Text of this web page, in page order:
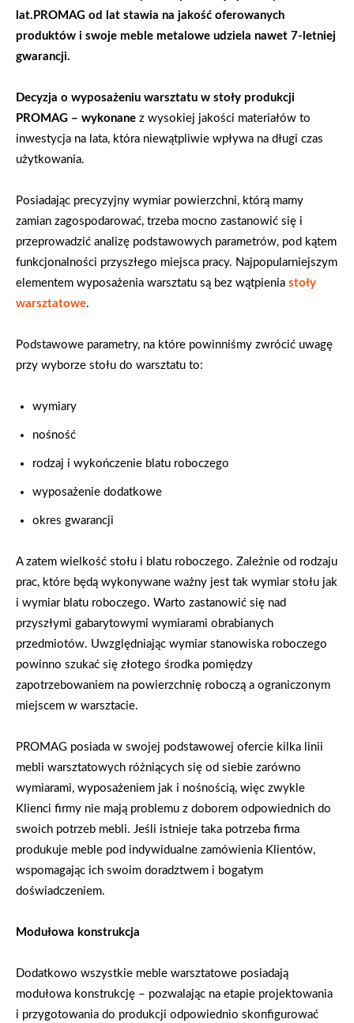
lat.PROMAG od lat stawia na jakość oferowanych
produktów i swoje meble metalowe udziela nawet 7-letniej
gwarancji.
Decyzja o wyposażeniu warsztatu w stoły produkcji
PROMAG – wykonane z wysokiej jakości materiałów to
inwestycja na lata, która niewątpliwie wpływa na długi czas
użytkowania.
Posiadając precyzyjny wymiar powierzchni, którą mamy
zamian zagospodarować, trzeba mocno zastanowić się i
przeprowadzić analizę podstawowych parametrów, pod kątem
funkcjonalności przyszłego miejsca pracy. Najpopularniejszym
elementem wyposażenia warsztatu są bez wątpienia stoły
warsztatowe.
Podstawowe parametry, na które powinniśmy zwrócić uwagę
przy wyborze stołu do warsztatu to:
wymiary
nośność
rodzaj i wykończenie blatu roboczego
wyposażenie dodatkowe
okres gwarancji
A zatem wielkość stołu i blatu roboczego. Zależnie od rodzaju
prac, które będą wykonywane ważny jest tak wymiar stołu jak
i wymiar blatu roboczego. Warto zastanowić się nad
przyszłymi gabarytowymi wymiarami obrabianych
przedmiotów. Uwzględniając wymiar stanowiska roboczego
powinno szukać się złotego środka pomiędzy
zapotrzebowaniem na powierzchnię roboczą a ograniczonym
miejscem w warsztacie.
PROMAG posiada w swojej podstawowej ofercie kilka linii
mebli warsztatowych różniących się od siebie zarówno
wymiarami, wyposażeniem jak i nośnością, więc zwykle
Klienci firmy nie mają problemu z doborem odpowiednich do
swoich potrzeb mebli. Jeśli istnieje taka potrzeba firma
produkuje meble pod indywidualne zamówienia Klientów,
wspomagając ich swoim doradztwem i bogatym
doświadczeniem.
Modułowa konstrukcja
Dodatkowo wszystkie meble warsztatowe posiadają
modułowa konstrukcję – pozwalając na etapie projektowania
i przygotowania do produkcji odpowiednio skonfigurować